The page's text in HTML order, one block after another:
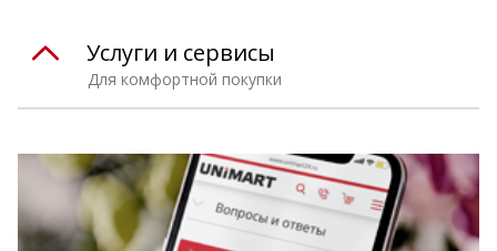
Для комфортной покупки
Услуги и сервисы